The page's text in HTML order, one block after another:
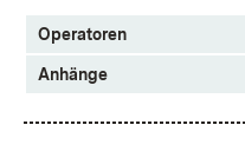
Operatoren
Anhänge